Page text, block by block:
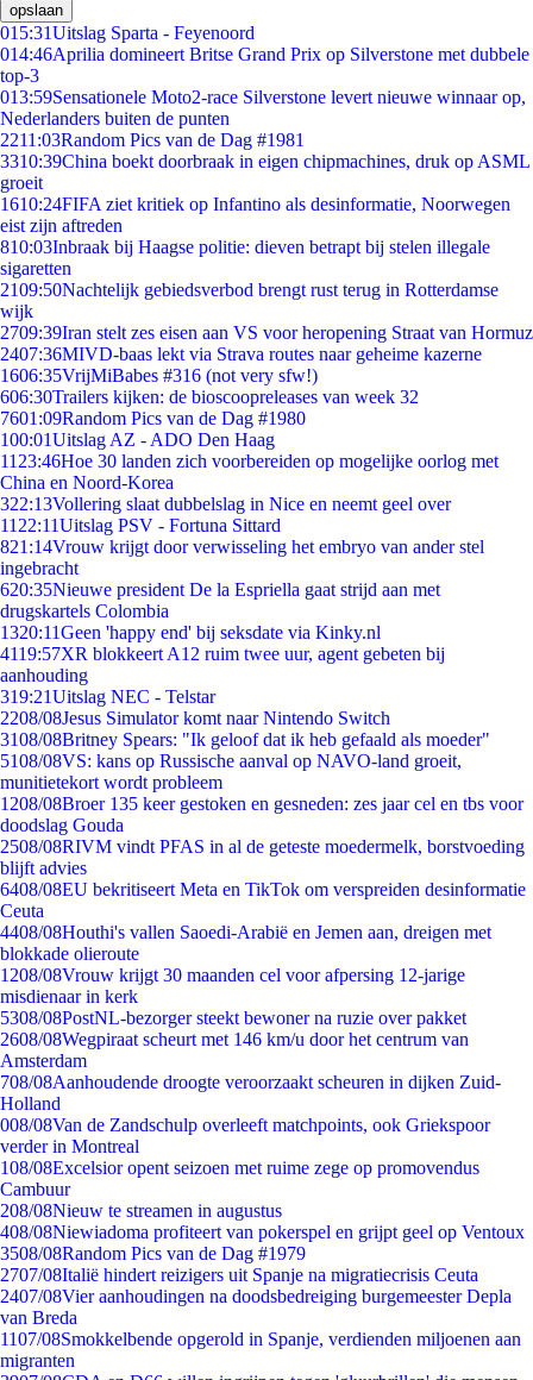
opslaan
015:31Uitslag Sparta - Feyenoord
014:46Aprilia domineert Britse Grand Prix op Silverstone met dubbele
top-3
013:59Sensationele Moto2-race Silverstone levert nieuwe winnaar op,
Nederlanders buiten de punten
2211:03Random Pics van de Dag #1981
3310:39China boekt doorbraak in eigen chipmachines, druk op ASML
groeit
1610:24FIFA ziet kritiek op Infantino als desinformatie, Noorwegen
eist zijn aftreden
810:03Inbraak bij Haagse politie: dieven betrapt bij stelen illegale
sigaretten
2109:50Nachtelijk gebiedsverbod brengt rust terug in Rotterdamse
wijk
2709:39Iran stelt zes eisen aan VS voor heropening Straat van Hormuz
2407:36MIVD-baas lekt via Strava routes naar geheime kazerne
1606:35VrijMiBabes #316 (not very sfw!)
606:30Trailers kijken: de bioscoopreleases van week 32
7601:09Random Pics van de Dag #1980
100:01Uitslag AZ - ADO Den Haag
11 23:46Hoe 30 landen zich voorbereiden op mogelijke oorlog met
China en Noord-Korea
322:13Vollering slaat dubbelslag in Nice en neemt geel over
11 22:11Uitslag PSV - Fortuna Sittard
821:14Vrouw krijgt door verwisseling het embryo van ander stel
ingebracht
620:35Nieuwe president De la Espriella gaat strijd aan met
drugskartels Colombia
1320:11Geen 'happy end' bij seksdate via Kinky.nl
4119:57XR blokkeert A12 ruim twee uur, agent gebeten bij
aanhouding
319:21Uitslag NEC - Telstar
2208/08Jesus Simulator komt naar Nintendo Switch
3108/08Britney Spears: "Ik geloof dat ik heb gefaald als moeder"
5108/08VS: kans op Russische aanval op NAVO-land groeit,
munitietekort wordt probleem
1208/08Broer 135 keer gestoken en gesneden: zes jaar cel en tbs voor
doodslag Gouda
2508/08RIVM vindt PFAS in al de geteste moedermelk, borstvoeding
blijft advies
6408/08EU bekritiseert Meta en TikTok om verspreiden desinformatie
Ceuta
4408/08Houthi's vallen Saoedi-Arabië en Jemen aan, dreigen met
blokkade olieroute
1208/08Vrouw krijgt 30 maanden cel voor afpersing 12-jarige
misdienaar in kerk
5308/08PostNL-bezorger steekt bewoner na ruzie over pakket
2608/08Wegpiraat scheurt met 146 km/u door het centrum van
Amsterdam
708/08Aanhoudende droogte veroorzaakt scheuren in dijken Zuid-
Holland
008/08Van de Zandschulp overleeft matchpoints, ook Griekspoor
verder in Montreal
108/08Excelsior opent seizoen met ruime zege op promovendus
Cambuur
208/08Nieuw te streamen in augustus
408/08Niewiadoma profiteert van pokerspel en grijpt geel op Ventoux
3508/08Random Pics van de Dag #1979
2707/08Italië hindert reizigers uit Spanje na migratiecrisis Ceuta
2407/08Vier aanhoudingen na doodsbedreiging burgemeester Depla
van Breda
1107/08Smokkelbende opgerold in Spanje, verdienden miljoenen aan
migranten